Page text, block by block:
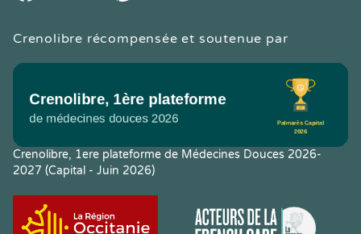
Crenolibre récompensée et soutenue par
Crenolibre, 1ere plateforme de Médecines Douces 2026-
2027 (Capital - Juin 2026)